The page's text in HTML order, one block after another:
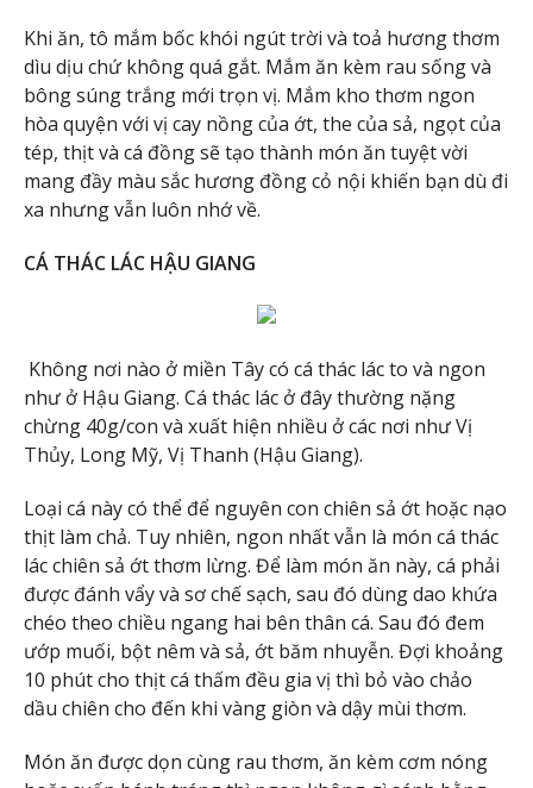
Khi ăn, tô mắm bốc khói ngút trời và toả hương thơm
dìu dịu chứ không quá gắt. Mắm ăn kèm rau sống và
bông súng trắng mới trọn vị. Mắm kho thơm ngon
hòa quyện với vị cay nồng của ớt, the của sả, ngọt của
tép, thịt và cá đồng sẽ tạo thành món ăn tuyệt vời
mang đầy màu sắc hương đồng cỏ nội khiến bạn dù đi
xa nhưng vẫn luôn nhớ về.
CÁ THÁC LÁC HẬU GIANG
Không nơi nào ở miền Tây có cá thác lác to và ngon
như ở Hậu Giang. Cá thác lác ở đây thường nặng
chừng 40g/con và xuất hiện nhiều ở các nơi như Vị
Thủy, Long Mỹ, Vị Thanh (Hậu Giang).
Loại cá này có thể để nguyên con chiên sả ớt hoặc nạo
thịt làm chả. Tuy nhiên, ngon nhất vẫn là món cá thác
lác chiên sả ớt thơm lừng. Để làm món ăn này, cá phải
được đánh vẩy và sơ chế sạch, sau đó dùng dao khứa
chéo theo chiều ngang hai bên thân cá. Sau đó đem
ướp muối, bột nêm và sả, ớt băm nhuyễn. Đợi khoảng
10 phút cho thịt cá thấm đều gia vị thì bỏ vào chảo
dầu chiên cho đến khi vàng giòn và dậy mùi thơm.
Món ăn được dọn cùng rau thơm, ăn kèm cơm nóng